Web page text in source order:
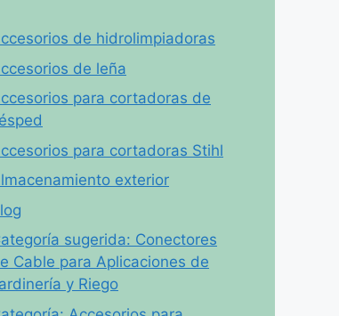
de hidrolimpiadoras
de leña
para cortadoras de
para cortadoras Stihl
exterior
sugerida: Conectores
Cable para Aplicaciones de
y Riego